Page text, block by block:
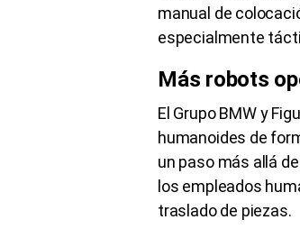
manual de
especialmente
Más robots
El Grupo BMW y
humanoides de
un paso más allá
los empleados
traslado de piezas.